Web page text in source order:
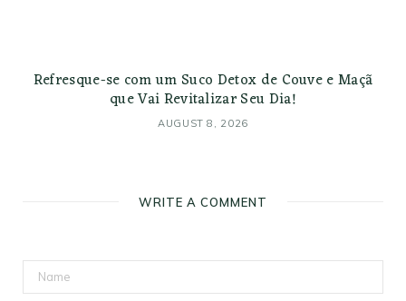
Refresque-se com um Suco Detox de Couve e Maçã
que Vai Revitalizar Seu Dia!
AUGUST 8, 2026
WRITE A COMMENT